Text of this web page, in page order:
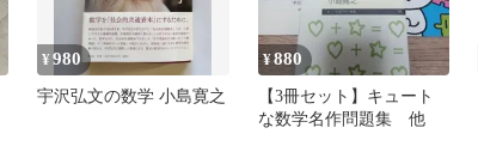
¥980
宇沢弘文の数学 小島寛之
¥880
【3冊セット】キュート
な数学名作問題集 他